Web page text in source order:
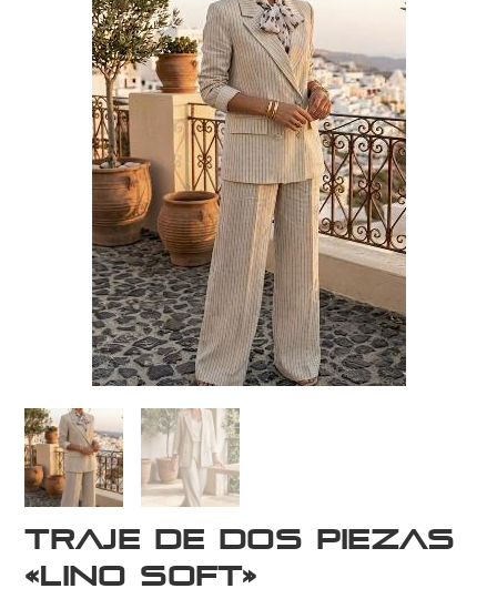
Traje de Dos Piezas
«Lino Soft»